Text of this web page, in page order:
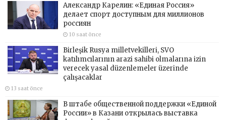
Александр Карелин: «Единая Россия»
делает спорт доступным для миллионов
россиян
10 saat önce
Birleşik Rusya milletvekilleri, SVO
katılımcılarının arazi sahibi olmalarına izin
verecek yasal düzenlemeler üzerinde
çalışacaklar
13 saat önce
В штабе общественной поддержки «Единой
России» в Казани открылась выставка